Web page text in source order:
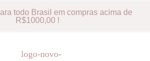
todo Brasil em compras acima de
R$1000,00 !